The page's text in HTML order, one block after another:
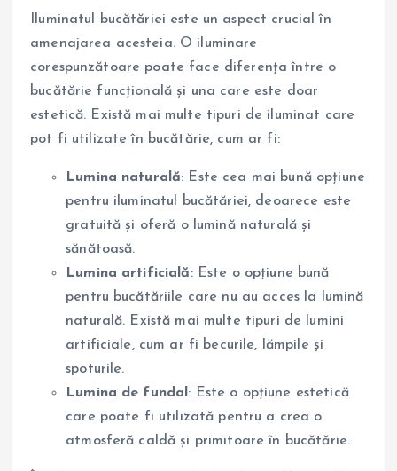
Iluminatul bucătăriei este un aspect crucial în
amenajarea acesteia. O iluminare
corespunzătoare poate face diferența între o
bucătărie funcțională și una care este doar
estetică. Există mai multe tipuri de iluminat care
pot fi utilizate în bucătărie, cum ar fi:
Lumina naturală: Este cea mai bună opțiune
pentru iluminatul bucătăriei, deoarece este
gratuită și oferă o lumină naturală și
sănătoasă.
Lumina artificială: Este o opțiune bună
pentru bucătăriile care nu au acces la lumină
naturală. Există mai multe tipuri de lumini
artificiale, cum ar fi becurile, lămpile și
spoturile.
Lumina de fundal : Este o opțiune estetică
care poate fi utilizată pentru a crea o
atmosferă caldă și primitoare în bucătărie.